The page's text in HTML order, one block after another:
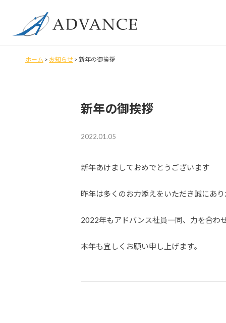
ホーム > お知らせ > 新年の御挨拶
新年の御挨拶
2022.01.05
新年あけましておめでとうございます
昨年は多くのお力添えをいただき誠にあ
2022年もアドバンス社員一同、力を合わ
本年も宜しくお願い申し上げます。